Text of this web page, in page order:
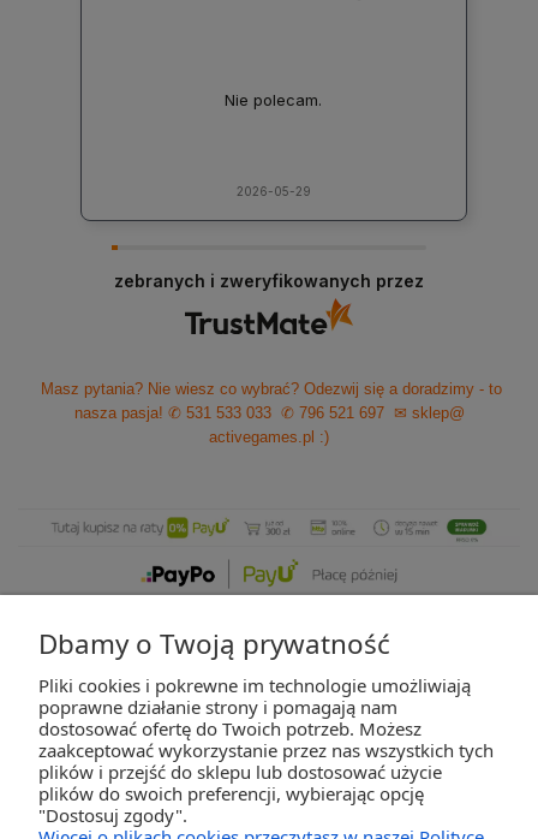
Nie polecam.
2026-05-29
zebranych i zweryfikowanych przez
Masz pytania? Nie wiesz co wybrać? Odezwij się a doradzimy - to
nasza pasja! ✆ 531 533 033 ✆ 796 521 697
✉ sklep@
activegames.pl :)
ZAKUPY
POMOC
Dbamy o Twoją prywatność
Pliki cookies i pokrewne im technologie umożliwiają
poprawne działanie strony i pomagają nam
dostosować ofertę do Twoich potrzeb. Możesz
zaakceptować wykorzystanie przez nas wszystkich tych
plików i przejść do sklepu lub dostosować użycie
plików do swoich preferencji, wybierając opcję
"Dostosuj zgody".